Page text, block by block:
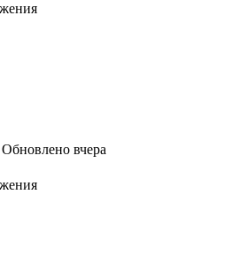
Обновлено вчера